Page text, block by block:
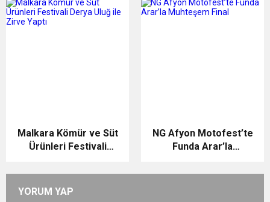
Malkara Kömür ve Süt
Ürünleri Festivali
Yaptı
NG Afyon Motofest’te
Funda Arar’la
YORUM YAP